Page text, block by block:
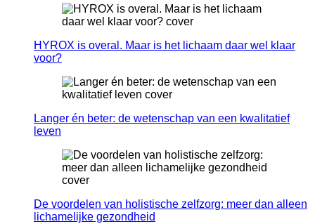
HYROX is overal. Maar is het lichaam daar wel klaar
voor?
Langer én beter: de wetenschap van een kwalitatief
leven
De voordelen van holistische zelfzorg: meer dan alleen
lichamelijke gezondheid